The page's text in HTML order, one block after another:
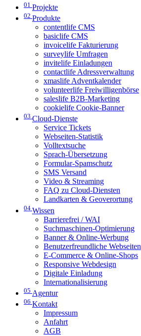
01 Projekte
02 Produkte
contentlife CMS
basiclife CMS
invoicelife Fakturierung
surveylife Umfragen
invitelife Einladungen
contactlife Adressverwaltung
xmaslife Adventkalender
volunteerlife Freiwilligenbörse
saleslife B2B-Marketing
cookielife Cookie-Banner
03 Cloud-Dienste
Service Tickets
Webseiten-Statistik
Volltextsuche
Sprach-Übersetzung
Formular-Spamschutz
SMS Versand
Video & Streaming
FAQ zu Cloud-Diensten
Landkarten & Geoverortung
04 Wissen
Barrierefrei / WAI
Suchmaschinen-Optimierung
Banner & Online-Werbung
Benutzerfreundliche Webseiten
E-Commerce & Online-Shops
Responsive Webdesign
Digitale Einladung
Internationalisierung
05 Agentur
06 Kontakt
Impressum
Anfahrt
AGB